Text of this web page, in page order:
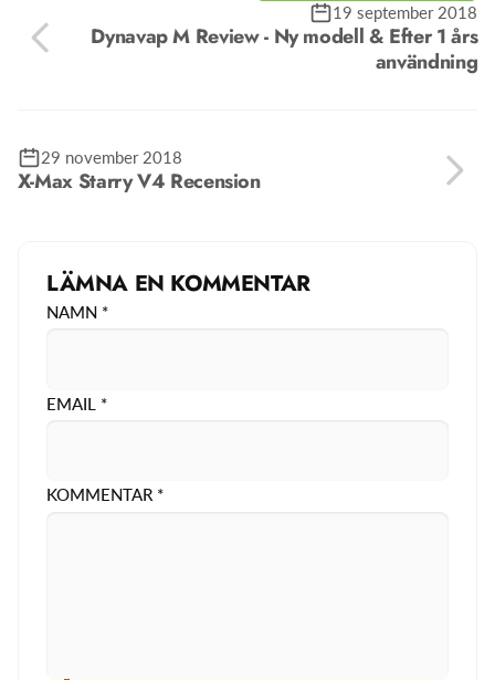
19 september 2018
Dynavap M Review - Ny modell & Efter 1 års
användning
29 november 2018
X-Max Starry V4 Recension
LÄMNA EN KOMMENTAR
NAMN *
EMAIL *
KOMMENTAR *